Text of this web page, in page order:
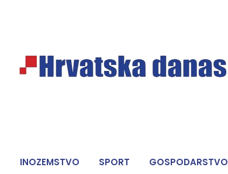
INOZEMSTVO SPORT GOSPODARSTVO